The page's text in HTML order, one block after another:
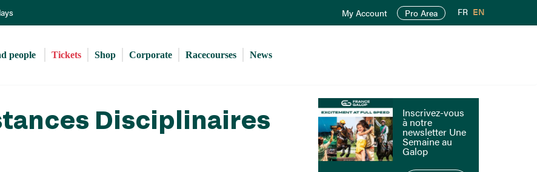
to
content
My Account Pro Area FR EN
people Tickets Shop Corporate Racecourses News
Disciplinaires
Inscrivez-vous
à notre
newsletter Une
Semaine au
Galop